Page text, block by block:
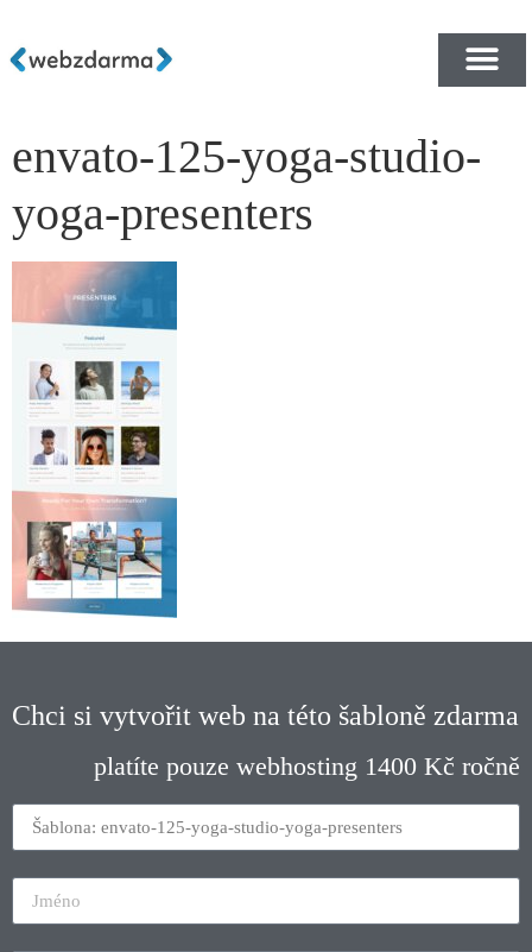
envato-125-yoga-studio-
yoga-presenters
Chci si vytvořit web na této šabloně zdarma
platíte pouze webhosting 1400 Kč ročně